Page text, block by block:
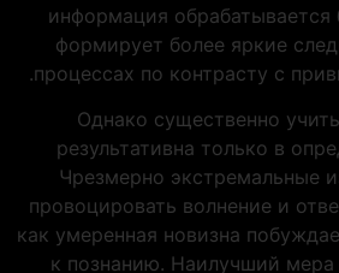
информация обрабатывается
формирует более яркие
процессах по контрасту с
Однако существенно
результативна только в
Чрезмерно экстремальные
провоцировать волнение и
как умеренная новизна
к познанию. Наилучший мера